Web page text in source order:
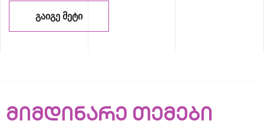
ᲒᲐᲘᲒᲔ ᲛᲔᲢᲘ
მიმდინარე თემები